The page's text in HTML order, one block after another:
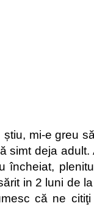
mi-e greu
simt deja
încheiat,
in 2 luni de
că ne